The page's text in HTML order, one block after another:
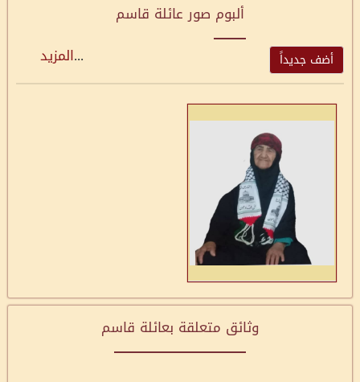
ألبوم صور عائلة قاسم
أضف جديداً ...المزيد
وثائق متعلقة بعائلة قاسم